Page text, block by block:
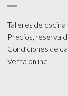
Talleres de cocina
Precios, reserva
Condiciones de
Venta online